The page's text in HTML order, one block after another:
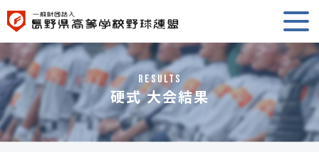
RESULTS
硬式 大会結果